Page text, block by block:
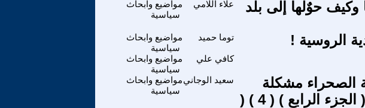
مواضيع وابحاث
سياسية
علاء اللامي
وكيف حوٌلها إلى بلد
مواضيع وابحاث
سياسية
توما حميد الروسية !
مواضيع وابحاث
سياسية
كافي علي
مواضيع وابحاث
سياسية
سعيد الوجاني
الصحراء مشكلة
انعدام الديمقراطية في الدولة المخزنية ( الجزء الرابع ) ( 4 ) (